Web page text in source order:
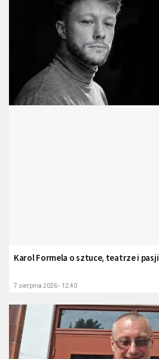
Karol Formela o sztuce, teatrze i pasji
7 sierpnia 2026 - 12:40